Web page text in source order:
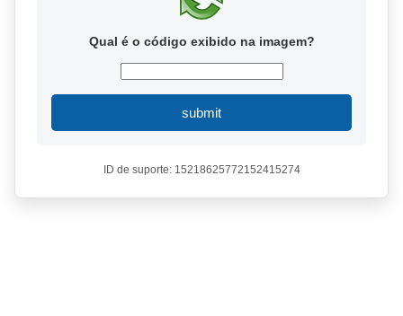
Qual é o código exibido na imagem?
submit
ID de suporte: 15218625772152415274